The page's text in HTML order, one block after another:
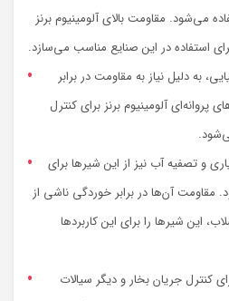
می‌شود. مقاومت بالای آلومینیوم برنز
استفاده در این صنایع مناسب می‌سازد.
به دلیل نیاز به مقاومت در برابر
پروانه‌ای آلومینیوم برنز برای کنترل
و تصفیه آب نیز از این شیرها برای
مقاومت آن‌ها در برابر خوردگی ناشی از
این شیرها را برای این کاربردها
کنترل جریان بخار و دیگر سیالات